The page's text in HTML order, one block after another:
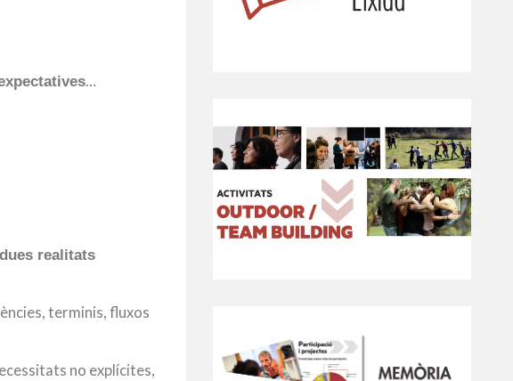
…
realitats
terminis, fluxos
no explícites,